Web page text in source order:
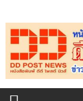
to
content